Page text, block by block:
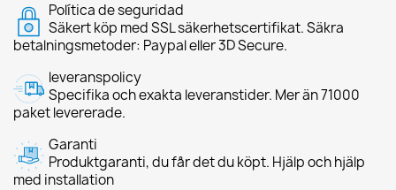
Política de seguridad
Säkert köp med SSL säkerhetscertifikat. Säkra
betalningsmetoder: Paypal eller 3D Secure.
leveranspolicy
Specifika och exakta leveranstider. Mer än 71000
paket levererade.
Garanti
Produktgaranti, du får det du köpt. Hjälp och hjälp
med installation